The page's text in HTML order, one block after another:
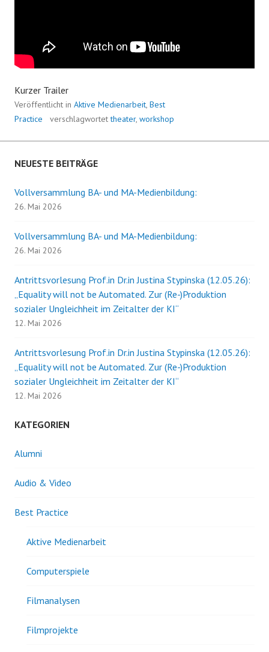
Kurzer Trailer
Veröffentlicht in Aktive Medienarbeit Best
Practice
verschlagwortettheater, workshop
NEUESTE BEITRÄGE
Vollversammlung BA- und MA-Medienbildung:
26. Mai 2026
Vollversammlung BA- und MA-Medienbildung:
26. Mai 2026
Antrittsvorlesung Prof.in Dr.in Justina Stypinska (12.05.26):
„Equality will not be Automated. Zur (Re-)Produktion
sozialer Ungleichheit im Zeitalter der KI“
12. Mai 2026
Antrittsvorlesung Prof.in Dr.in Justina Stypinska (12.05.26):
„Equality will not be Automated. Zur (Re-)Produktion
sozialer Ungleichheit im Zeitalter der KI“
12. Mai 2026
KATEGORIEN
Alumni
Audio & Video
Best Practice
Aktive Medienarbeit
Computerspiele
Filmanalysen
Filmprojekte